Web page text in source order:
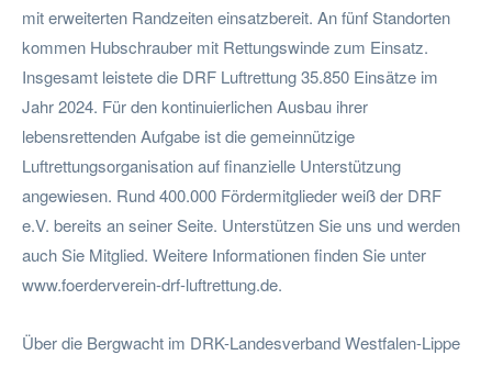
mit erweiterten Randzeiten einsatzbereit. An fünf Standorten
kommen Hubschrauber mit Rettungswinde zum Einsatz.
Insgesamt leistete die DRF Luftrettung 35.850 Einsätze im
Jahr 2024. Für den kontinuierlichen Ausbau ihrer
lebensrettenden Aufgabe ist die gemeinnützige
Luftrettungsorganisation auf finanzielle Unterstützung
angewiesen. Rund 400.000 Fördermitglieder weiß der DRF
e.V. bereits an seiner Seite. Unterstützen Sie uns und werden
auch Sie Mitglied. Weitere Informationen finden Sie unter
www.foerderverein-drf-luftrettung.de.
Über die Bergwacht im DRK-Landesverband Westfalen-Lippe